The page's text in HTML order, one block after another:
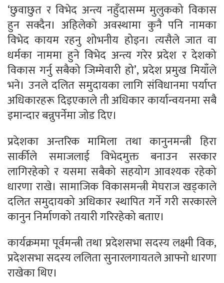
‘छुवाछुत र विभेद अन्त्य नहुँदासम्म मुलुकको विकास
हुन सक्दैन। अहिलेको अवस्थामा कुनै पनि नामका
विभेद कायम रहनु शोभनीय होइन। त्यसैले जात वा
धर्मका नाममा हुने विभेद अन्त्य गरेर प्रदेश र देशको
विकास गर्नु सबैको जिम्मेवारी हो’, प्रदेश प्रमुख मियाँले
भने। उनले दलित समुदायका लागि संविधानमा पर्याप्त
अधिकारहरू दिइएकाले ती अधिकार कार्यान्वयनमा सबै
इमान्दार बन्नुपर्नेमा जोड दिए।
प्रदेशका अन्तरिक मामिला तथा कानुनमन्त्री हिरा
सार्कीले समाजलाई विभेदमुक्त बनाउन सरकार
लागिरहेको र यसमा सबैको सहयोग आवश्यक रहेको
धारणा राखे। सामाजिक विकासमन्त्री मेघराज खड्काले
दलित समुदायको अधिकार स्थापित गर्ने गरी सरकारले
कानुन निर्माणको तयारी गरिरहेको बताए।
कार्यक्रममा पूर्वमन्त्री तथा प्रदेशसभा सदस्य लक्ष्मी विक,
प्रदेशसभा सदस्य ललिता सुनारलगायतले आफ्नो धारणा
राखेका थिए।